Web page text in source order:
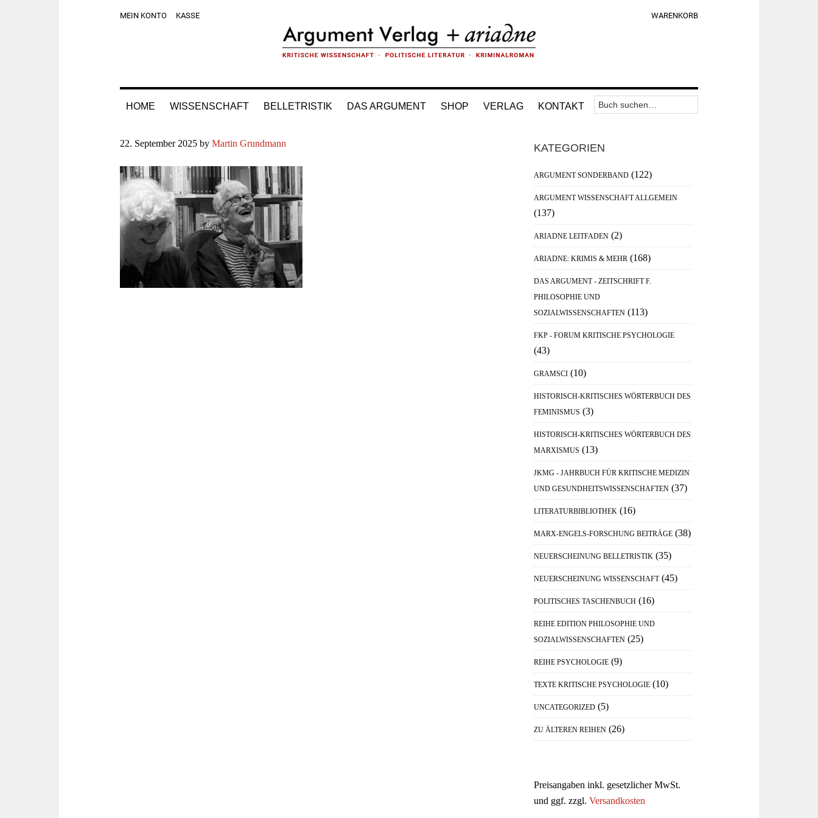
MEIN KONTO KASSE WARENKORB
HOME WISSENSCHAFT BELLETRISTIK DAS ARGUMENT SHOP VERLAG KONTAKT
Nav
Area
Suchen
nach:
22. September 2025 by Martin Grundmann
Haupt-
Sidebar
KATEGORIEN
ARGUMENT SONDERBAND (122)
ARGUMENT WISSENSCHAFT ALLGEMEIN
(137)
ARIADNE LEITFADEN (2)
ARIADNE: KRIMIS & MEHR (168)
DAS ARGUMENT - ZEITSCHRIFT F.
PHILOSOPHIE UND
SOZIALWISSENSCHAFTEN (113)
FKP - FORUM KRITISCHE PSYCHOLOGIE
(43)
GRAMSCI (10)
HISTORISCH-KRITISCHES WÖRTERBUCH DES
FEMINISMUS (3)
HISTORISCH-KRITISCHES WÖRTERBUCH DES
MARXISMUS (13)
JKMG - JAHRBUCH FÜR KRITISCHE MEDIZIN
UND GESUNDHEITSWISSENSCHAFTEN (37)
LITERATURBIBLIOTHEK (16)
MARX-ENGELS-FORSCHUNG BEITRÄGE (38)
NEUERSCHEINUNG BELLETRISTIK (35)
NEUERSCHEINUNG WISSENSCHAFT (45)
POLITISCHES TASCHENBUCH (16)
REIHE EDITION PHILOSOPHIE UND
SOZIALWISSENSCHAFTEN (25)
REIHE PSYCHOLOGIE (9)
TEXTE KRITISCHE PSYCHOLOGIE (10)
UNCATEGORIZED (5)
ZU ÄLTEREN REIHEN (26)
Preisangaben inkl. gesetzlicher MwSt.
und ggf. zzgl. Versandkosten